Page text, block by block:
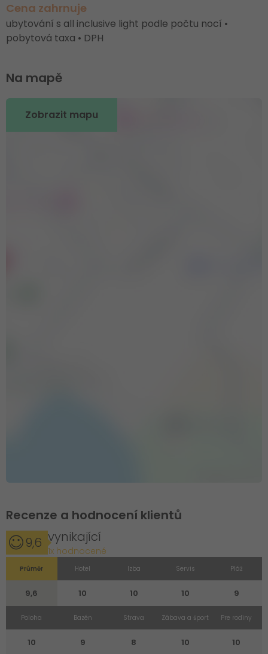
Cena zahrnuje
ubytování s all inclusive light podle počtu nocí •
pobytová taxa • DPH
Na mapě
Zobrazit mapu
Recenze a hodnocení klientů
9,6 vynikající
1x hodnocené
Průměr
9,6
Hotel
10
Izba
10
Servis
10
Pláž
9
Poloha
10
Bazén
9
Strava
8
Zábava a šport
10
Pre rodiny
10